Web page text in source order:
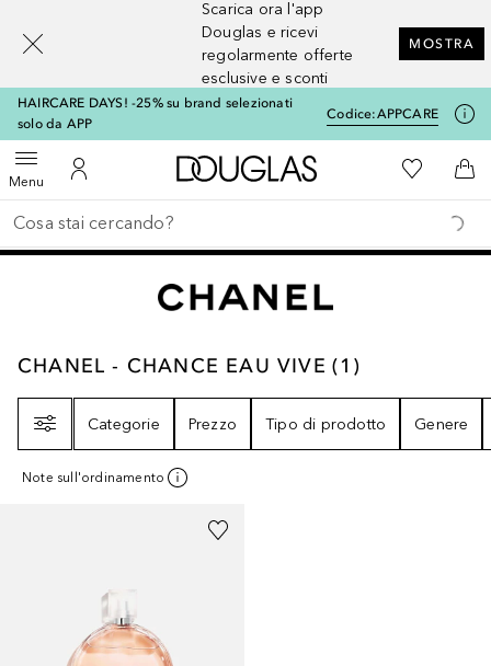
Scarica ora l'app
Douglas e ricevi
regolarmente offerte
esclusive e sconti
MOSTRA
HAIRCARE DAYS! -25% su brand selezionati
solo da APP
Codice:APPCARE
MenuApri menuAl Mio Account
A Douglas HomeAlla Mia
Al
Torna indietro
Esegui ricerca
CHANEL - CHANCE EAU VIVE 1
CHANEL - CHANCE EAU VIVE (1 )
Categorie
Prezzo Tipo di prodotto Genere
Note sull'ordinamento
[navigation.slideout.screenreader]